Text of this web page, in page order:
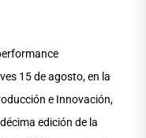
15 de agosto, en la
e Innovación,
edición de la